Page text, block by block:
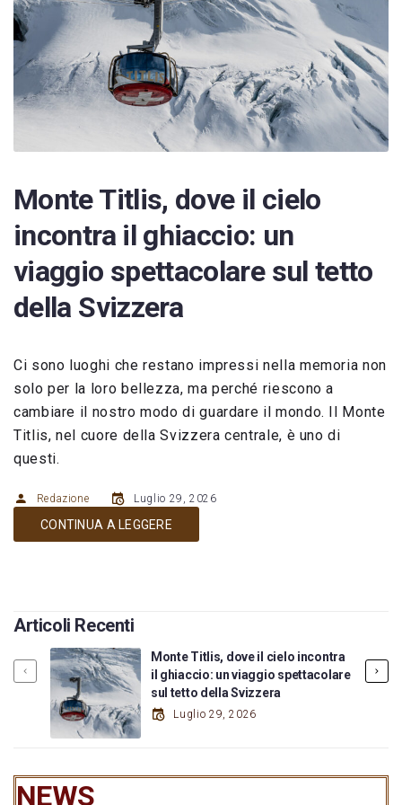
Monte Titlis, dove il cielo
incontra il ghiaccio: un
viaggio spettacolare sul tetto
della Svizzera
Ci sono luoghi che restano impressi nella memoria non
solo per la loro bellezza, ma perché riescono a
cambiare il nostro modo di guardare il mondo. Il Monte
Titlis, nel cuore della Svizzera centrale, è uno di
questi.
Redazione Luglio 29, 2026
CONTINUA A LEGGERE
Articoli Recenti
Monte Titlis, dove il cielo incontra
il ghiaccio: un viaggio spettacolare
sul tetto della Svizzera
Luglio 29, 2026
NEWS